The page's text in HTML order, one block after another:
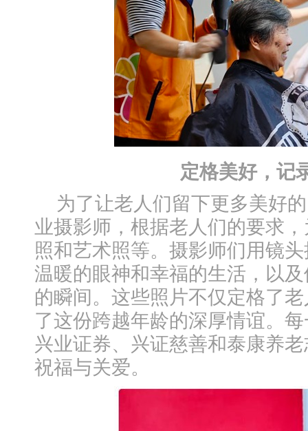
定格美好，记
为了让老人们留下更多美好
业摄影师，根据老人们的要求
照和艺术照等。摄影师们用镜
温暖的眼神和幸福的生活，以
的瞬间。这些照片不仅定格了
了这份跨越年龄的深厚情谊。
兴业证券、兴证慈善和泰康养
祝福与关爱。